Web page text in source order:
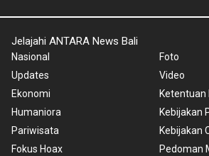
Jelajahi ANTARA News Bali
Nasional
Updates
Ekonomi
Humaniora
Pariwisata
Fokus Hoax
Foto
Video
Ketentuan
Kebijakan
Kebijakan
Pedoman